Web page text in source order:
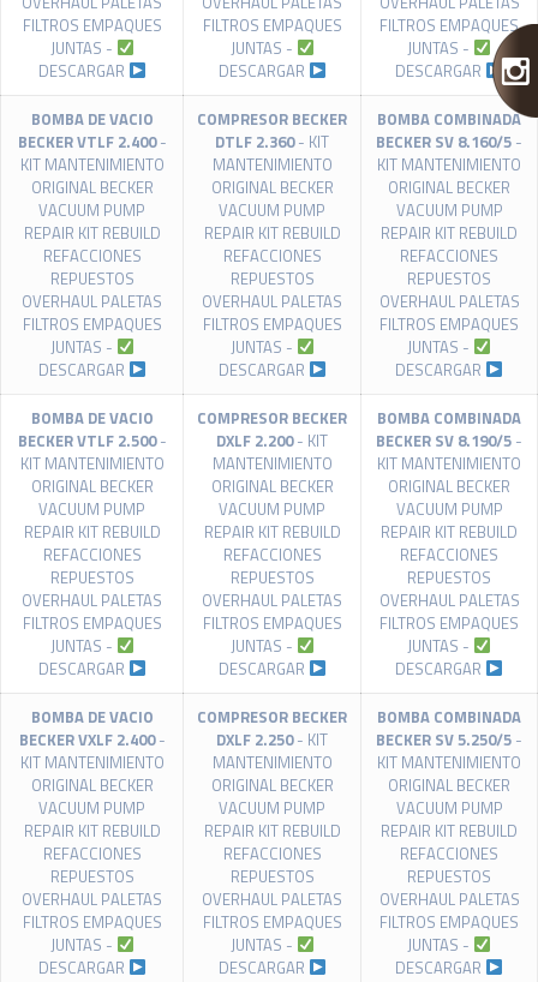
FILTROS EMPAQUES
JUNTAS -
DESCARGAR
FILTROS EMPAQUES
JUNTAS -
DESCARGAR
FILTROS EMPAQUES
JUNTAS -
DESCARGAR
BOMBA DE VACIO
BECKER VTLF 2.400-
KIT MANTENIMIENTO
ORIGINAL BECKER
VACUUM PUMP
REPAIR KIT REBUILD
REFACCIONES
REPUESTOS
OVERHAUL PALETAS
FILTROS EMPAQUES
JUNTAS -
DESCARGAR
COMPRESOR BECKER
DTLF 2.360- KIT
MANTENIMIENTO
ORIGINAL BECKER
VACUUM PUMP
REPAIR KIT REBUILD
REFACCIONES
REPUESTOS
OVERHAUL PALETAS
FILTROS EMPAQUES
JUNTAS -
DESCARGAR
BOMBA COMBINADA
BECKER SV 8.160/5 -
KIT MANTENIMIENTO
ORIGINAL BECKER
VACUUM PUMP
REPAIR KIT REBUILD
REFACCIONES
REPUESTOS
OVERHAUL PALETAS
FILTROS EMPAQUES
JUNTAS -
DESCARGAR
BOMBA DE VACIO
BECKER VTLF 2.500-
KIT MANTENIMIENTO
ORIGINAL BECKER
VACUUM PUMP
REPAIR KIT REBUILD
REFACCIONES
REPUESTOS
OVERHAUL PALETAS
FILTROS EMPAQUES
JUNTAS -
DESCARGAR
COMPRESOR BECKER
DXLF 2.200- KIT
MANTENIMIENTO
ORIGINAL BECKER
VACUUM PUMP
REPAIR KIT REBUILD
REFACCIONES
REPUESTOS
OVERHAUL PALETAS
FILTROS EMPAQUES
JUNTAS -
DESCARGAR
BOMBA COMBINADA
BECKER SV 8.190/5 -
KIT MANTENIMIENTO
ORIGINAL BECKER
VACUUM PUMP
REPAIR KIT REBUILD
REFACCIONES
REPUESTOS
OVERHAUL PALETAS
FILTROS EMPAQUES
JUNTAS -
DESCARGAR
BOMBA DE VACIO
BECKER VXLF 2.400-
KIT MANTENIMIENTO
ORIGINAL BECKER
VACUUM PUMP
REPAIR KIT REBUILD
REFACCIONES
REPUESTOS
OVERHAUL PALETAS
FILTROS EMPAQUES
JUNTAS -
DESCARGAR
COMPRESOR BECKER
DXLF 2.250- KIT
MANTENIMIENTO
ORIGINAL BECKER
VACUUM PUMP
REPAIR KIT REBUILD
REFACCIONES
REPUESTOS
OVERHAUL PALETAS
FILTROS EMPAQUES
JUNTAS -
DESCARGAR
BOMBA COMBINADA
BECKER SV 5.250/5 -
KIT MANTENIMIENTO
ORIGINAL BECKER
VACUUM PUMP
REPAIR KIT REBUILD
REFACCIONES
REPUESTOS
OVERHAUL PALETAS
FILTROS EMPAQUES
JUNTAS -
DESCARGAR